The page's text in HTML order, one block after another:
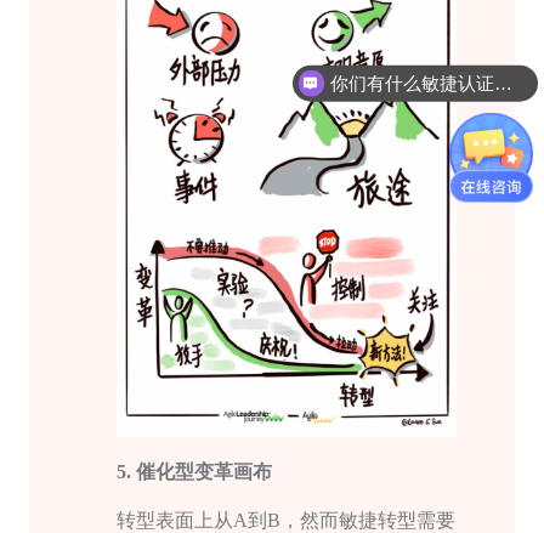
5. 催化型变革画布
转型表面上从A到B，然而敏捷转型需要
你们有什么敏捷认证课程吗